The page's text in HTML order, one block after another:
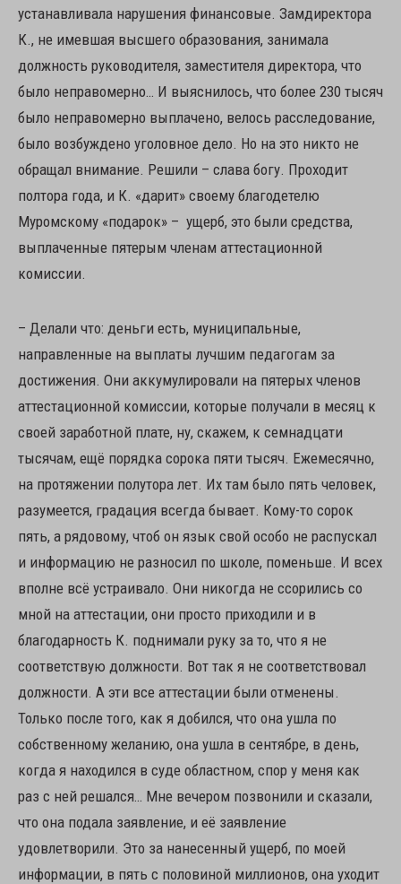
устанавливала нарушения финансовые. Замдиректора
К., не имевшая высшего образования, занимала
должность руководителя, заместителя директора, что
было неправомерно… И выяснилось, что более 230 тысяч
было неправомерно выплачено, велось расследование,
было возбуждено уголовное дело. Но на это никто не
обращал внимание. Решили – слава богу. Проходит
полтора года, и К. «дарит» своему благодетелю
Муромскому «подарок» – ущерб, это были средства,
выплаченные пятерым членам аттестационной
комиссии.
– Делали что: деньги есть, муниципальные,
направленные на выплаты лучшим педагогам за
достижения. Они аккумулировали на пятерых членов
аттестационной комиссии, которые получали в месяц к
своей заработной плате, ну, скажем, к семнадцати
тысячам, ещё порядка сорока пяти тысяч. Ежемесячно,
на протяжении полутора лет. Их там было пять человек,
разумеется, градация всегда бывает. Кому-то сорок
пять, а рядовому, чтоб он язык свой особо не распускал
и информацию не разносил по школе, поменьше. И всех
вполне всё устраивало. Они никогда не ссорились со
мной на аттестации, они просто приходили и в
благодарность К. поднимали руку за то, что я не
соответствую должности. Вот так я не соответствовал
должности. А эти все аттестации были отменены.
Только после того, как я добился, что она ушла по
собственному желанию, она ушла в сентябре, в день,
когда я находился в суде областном, спор у меня как
раз с ней решался… Мне вечером позвонили и сказали,
что она подала заявление, и её заявление
удовлетворили. Это за нанесенный ущерб, по моей
информации, в пять с половиной миллионов, она уходит